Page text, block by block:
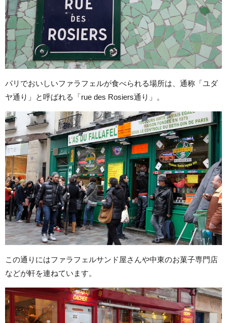
パリでおいしいファラフェルが食べられる場所は、通称「ユダ
ヤ通り」と呼ばれる「rue des Rosiers通り」。
この通りにはファラフェルサンド屋さんや中東のお菓子専門店
などが軒を連ねています。